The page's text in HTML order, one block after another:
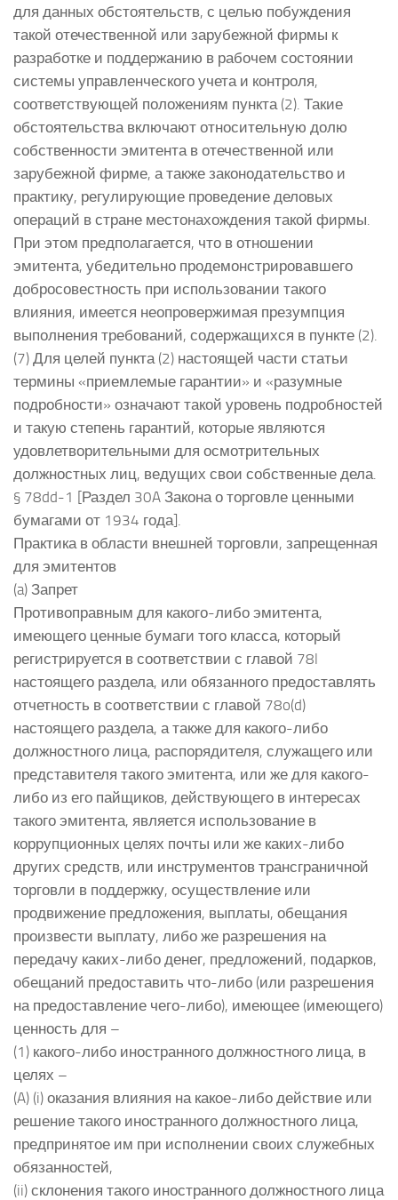
для данных обстоятельств, с целью побуждения
такой отечественной или зарубежной фирмы к
разработке и поддержанию в рабочем состоянии
системы управленческого учета и контроля,
соответствующей положениям пункта (2). Такие
обстоятельства включают относительную долю
собственности эмитента в отечественной или
зарубежной фирме, а также законодательство и
практику, регулирующие проведение деловых
операций в стране местонахождения такой фирмы.
При этом предполагается, что в отношении
эмитента, убедительно продемонстрировавшего
добросовестность при использовании такого
влияния, имеется неопровержимая презумпция
выполнения требований, содержащихся в пункте (2).
(7) Для целей пункта (2) настоящей части статьи
термины «приемлемые гарантии» и «разумные
подробности» означают такой уровень подробностей
и такую степень гарантий, которые являются
удовлетворительными для осмотрительных
должностных лиц, ведущих свои собственные дела.
§ 78dd-1 [Раздел 30A Закона о торговле ценными
бумагами от 1934 года].
Практика в области внешней торговли, запрещенная
для эмитентов
(a) Запрет
Противоправным для какого-либо эмитента,
имеющего ценные бумаги того класса, который
регистрируется в соответствии с главой 78l
настоящего раздела, или обязанного предоставлять
отчетность в соответствии с главой 78o(d)
настоящего раздела, а также для какого-либо
должностного лица, распорядителя, служащего или
представителя такого эмитента, или же для какого-
либо из его пайщиков, действующего в интересах
такого эмитента, является использование в
коррупционных целях почты или же каких-либо
других средств, или инструментов трансграничной
торговли в поддержку, осуществление или
продвижение предложения, выплаты, обещания
произвести выплату, либо же разрешения на
передачу каких-либо денег, предложений, подарков,
обещаний предоставить что-либо (или разрешения
на предоставление чего-либо), имеющее (имеющего)
ценность для –
(1) какого-либо иностранного должностного лица, в
целях –
(A) (i) оказания влияния на какое-либо действие или
решение такого иностранного должностного лица,
предпринятое им при исполнении своих служебных
обязанностей,
(ii) склонения такого иностранного должностного лица